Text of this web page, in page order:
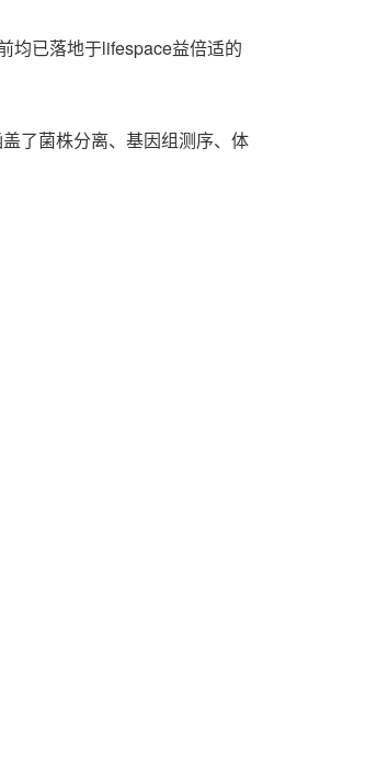
均已落地于lifespace益倍适的
了菌株分离、基因组测序、体